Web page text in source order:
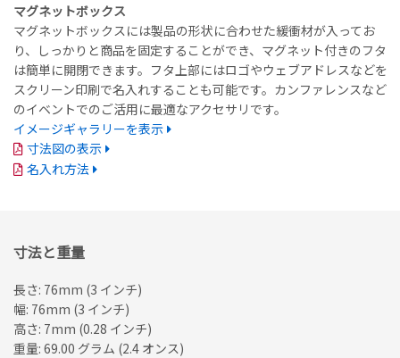
マグネットボックス
マグネットボックスには製品の形状に合わせた緩衝材が入ってお
り、しっかりと商品を固定することができ、マグネット付きのフタ
は簡単に開閉できます。フタ上部にはロゴやウェブアドレスなどを
スクリーン印刷で名入れすることも可能です。カンファレンスなど
のイベントでのご活用に最適なアクセサリです。
イメージギャラリーを表示
寸法図の表示
名入れ方法
寸法と重量
長さ: 76mm (3 インチ)
幅: 76mm (3 インチ)
高さ: 7mm (0.28 インチ)
重量: 69.00 グラム (2.4 オンス)